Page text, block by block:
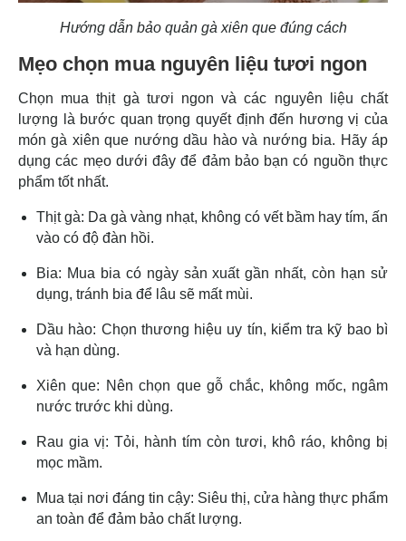
Hướng dẫn bảo quản gà xiên que đúng cách
Mẹo chọn mua nguyên liệu tươi ngon
Chọn mua thịt gà tươi ngon và các nguyên liệu chất
lượng là bước quan trọng quyết định đến hương vị của
món gà xiên que nướng dầu hào và nướng bia. Hãy áp
dụng các mẹo dưới đây để đảm bảo bạn có nguồn thực
phẩm tốt nhất.
Thịt gà: Da gà vàng nhạt, không có vết bầm hay tím, ấn
vào có độ đàn hồi.
Bia: Mua bia có ngày sản xuất gần nhất, còn hạn sử
dụng, tránh bia để lâu sẽ mất mùi.
Dầu hào: Chọn thương hiệu uy tín, kiểm tra kỹ bao bì
và hạn dùng.
Xiên que: Nên chọn que gỗ chắc, không mốc, ngâm
nước trước khi dùng.
Rau gia vị: Tỏi, hành tím còn tươi, khô ráo, không bị
mọc mầm.
Mua tại nơi đáng tin cậy: Siêu thị, cửa hàng thực phẩm
an toàn để đảm bảo chất lượng.